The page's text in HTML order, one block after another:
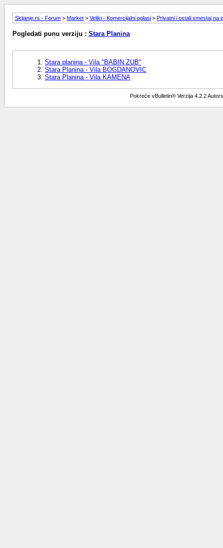
Skijanje.rs - Forum > Market > Veliki - Komercijalni oglasi > Privatni i ostali smestaj na
Pogledati punu verziju : Stara Planina
Stara planina - Vila "BABIN ZUB"
Stara Planina - Vila BOGDANOVIC
Stara Planina - Vila KAMENA
Pokreće vBulletin® Verzija 4.2.2